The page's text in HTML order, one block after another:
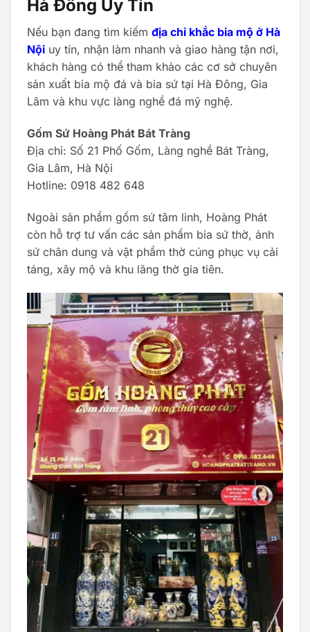
Hà Đông Uy Tín
Nếu bạn đang tìm kiếm địa chỉ khắc bia mộ ở Hà
Nội uy tín, nhận làm nhanh và giao hàng tận nơi,
khách hàng có thể tham khảo các cơ sở chuyên
sản xuất bia mộ đá và bia sứ tại Hà Đông, Gia
Lâm và khu vực làng nghề đá mỹ nghệ.
Gốm Sứ Hoàng Phát Bát Tràng
Địa chỉ: Số 21 Phố Gốm, Làng nghề Bát Tràng,
Gia Lâm, Hà Nội
Hotline: 0918 482 648
Ngoài sản phẩm gốm sứ tâm linh, Hoàng Phát
còn hỗ trợ tư vấn các sản phẩm bia sứ thờ, ảnh
sứ chân dung và vật phẩm thờ cúng phục vụ cải
táng, xây mộ và khu lăng thờ gia tiên.